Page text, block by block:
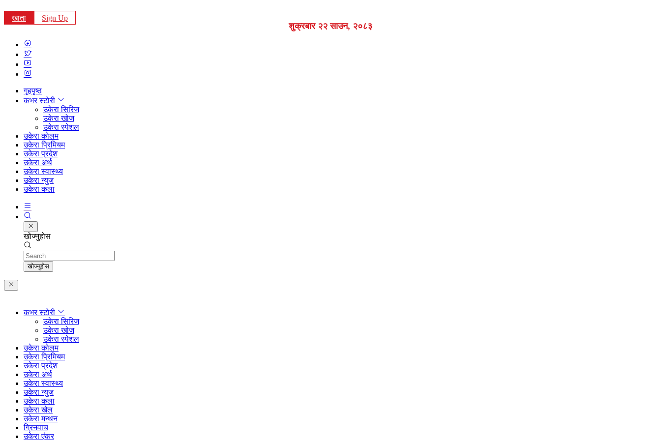
खाता Sign Up
शुक्रबार २२ साउन, २०८३
गृहपृष्ठ
कभर स्टोरी
उकेरा सिरिज
उकेरा खोज
उकेरा स्पेशल
उकेरा कोलम
उकेरा प्रिमियम
उकेरा प्रदेश
उकेरा अर्थ
उकेरा स्वास्थ्य
उकेरा न्युज
उकेरा कला
खोज्नुहोस
Search
खोज्नुहोस
कभर स्टोरी
उकेरा सिरिज
उकेरा खोज
उकेरा स्पेशल
उकेरा कोलम
उकेरा प्रिमियम
उकेरा प्रदेश
उकेरा अर्थ
उकेरा स्वास्थ्य
उकेरा न्युज
उकेरा कला
उकेरा खेल
उकेरा मन्थन
ग्रिनवाच
उकेरा एंकर